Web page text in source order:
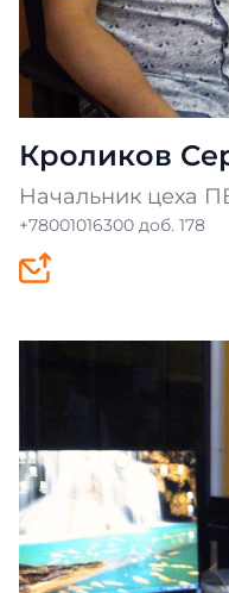
Кроликов
Начальник цеха
+78001016300 доб. 178